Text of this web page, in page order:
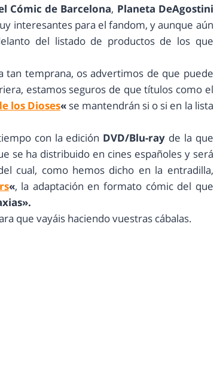
Cómic de Barcelona, Planeta DeAgostini
interesantes para el fandom, y aunque aún
del listado de productos de los que
temprana, os advertimos de que puede
estamos seguros de que títulos como el
los Dioses«se mantendrán si o si en la lista
con la edición DVD/Blu-ray de la que
se ha distribuido en cines españoles y será
cual, como hemos dicho en la entradilla,
«, la adaptación en formato cómic del que
que vayáis haciendo vuestras cábalas.